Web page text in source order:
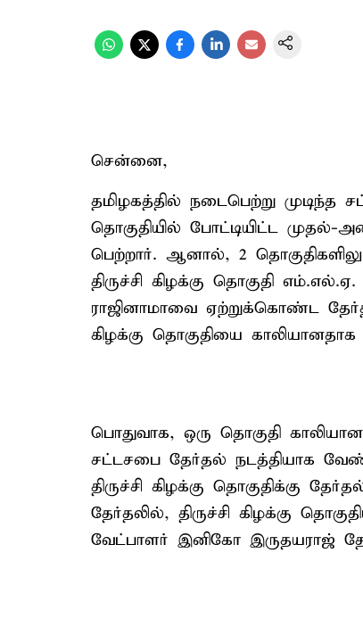
சென்னை,
தமிழகத்தில் நடைபெற்று முடிந்த
தொகுதியில் போட்டியிட்ட முதல்-
பெற்றார். ஆனால், 2
திருச்சி கிழக்கு தொகுதி
ராஜினாமாவை ஏற்றுக்கொண்ட
கிழக்கு தொகுதியை காலியானதாக
பொதுவாக, ஒரு தொகுதி
சட்டசபை தேர்தல் நடத்தியாக
திருச்சி கிழக்கு தொகுதிக்கு
தேர்தலில், திருச்சி கிழக்கு
வேட்பாளர் இனிகோ இருதயராஜ்